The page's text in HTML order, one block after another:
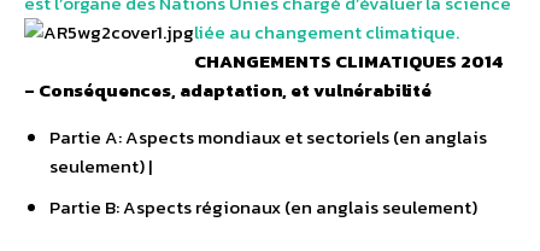
liée au changement climatique.
CHANGEMENTS CLIMATIQUES 2014
– Conséquences, adaptation, et vulnérabilité
Partie A: Aspects mondiaux et sectoriels (en anglais
seulement) |
Partie B: Aspects régionaux (en anglais seulement)